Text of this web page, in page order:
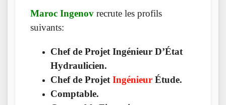
Maroc Ingenov recrute les profils
suivants:
Chef de Projet Ingénieur D’État
Hydraulicien.
Chef de Projet Ingénieur Étude.
Comptable.